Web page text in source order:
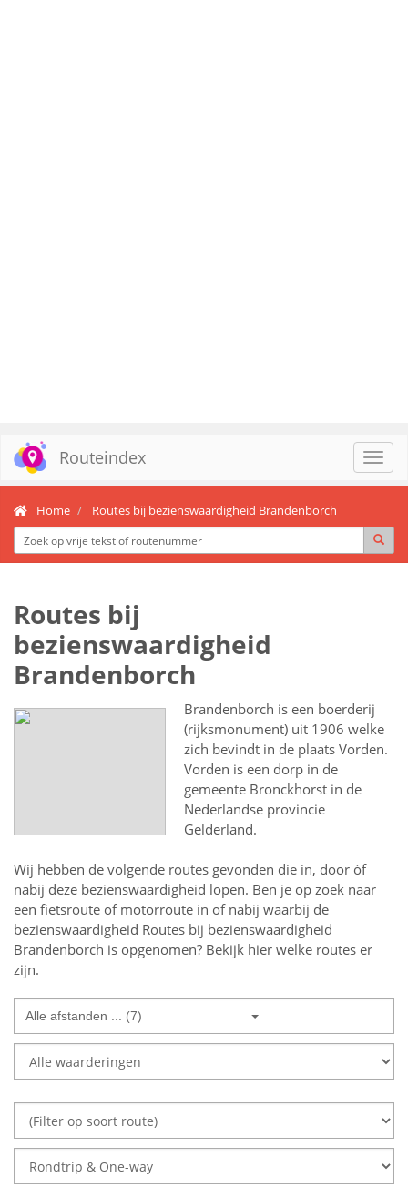
Routeindex
Home Routes bij bezienswaardigheid Brandenborch
Routes bij
bezienswaardigheid
Brandenborch
Brandenborch is een boerderij
(rijksmonument) uit 1906 welke
zich bevindt in de plaats Vorden.
Vorden is een dorp in de
gemeente Bronckhorst in de
Nederlandse provincie
Gelderland.
Wij hebben de volgende routes gevonden die in, door óf
nabij deze bezienswaardigheid lopen. Ben je op zoek naar
een fietsroute of motorroute in of nabij waarbij de
bezienswaardigheid Routes bij bezienswaardigheid
Brandenborch is opgenomen? Bekijk hier welke routes er
zijn.
Alle afstanden ... (7)